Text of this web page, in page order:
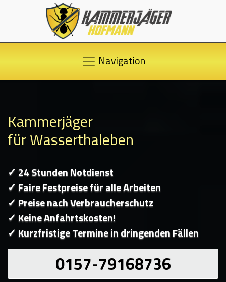
Navigation
Kammerjäger
für Wasserthaleben
✓ 24 Stunden Notdienst
✓ Faire Festpreise für alle Arbeiten
✓ Preise nach Verbraucherschutz
✓ Keine Anfahrtskosten!
✓ Kurzfristige Termine in dringenden Fällen
0157-79168736